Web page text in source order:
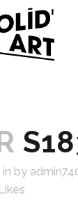
in by
Likes